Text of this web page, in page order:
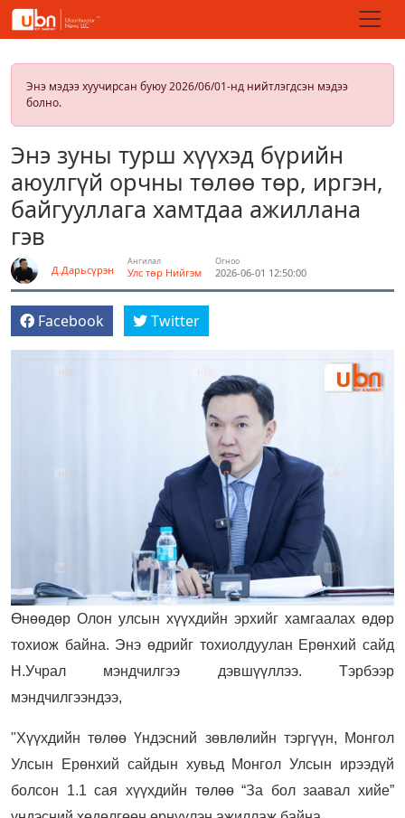
Энэ мэдээ хуучирсан буюу 2026/06/01-нд нийтлэгдсэн мэдээ
болно.
Энэ зуны турш хүүхэд бүрийн
аюулгүй орчны төлөө төр, иргэн,
байгууллага хамтдаа ажиллана
гэв
Д.Дарьсүрэн
Ангилал
Улс төр Нийгэм
Огноо
2026-06-01 12:50:00
Facebook Twitter
Өнөөдөр Олон улсын хүүхдийн эрхийг хамгаалах өдөр
тохиож байна. Энэ өдрийг тохиолдуулан Ерөнхий сайд
Н.Учрал мэндчилгээ дэвшүүллээ. Тэрбээр
мэндчилгээндээ,
"Хүүхдийн төлөө Үндэсний зөвлөлийн тэргүүн, Монгол
Улсын Ерөнхий сайдын хувьд Монгол Улсын ирээдүй
болсон 1.1 сая хүүхдийн төлөө “За бол заавал хийе”